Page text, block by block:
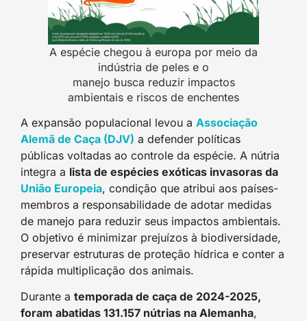
A espécie chegou à europa por meio da
indústria de peles e o
manejo busca reduzir impactos
ambientais e riscos de enchentes
A expansão populacional levou a Associação
Alemã de Caça (DJV) a defender políticas
públicas voltadas ao controle da espécie. A nútria
integra a lista de espécies exóticas invasoras da
União Europeia, condição que atribui aos países-
membros a responsabilidade de adotar medidas
de manejo para reduzir seus impactos ambientais.
O objetivo é minimizar prejuízos à biodiversidade,
preservar estruturas de proteção hídrica e conter a
rápida multiplicação dos animais.
Durante a temporada de caça de 2024-2025,
foram abatidas 131.157 nútrias na Alemanha,